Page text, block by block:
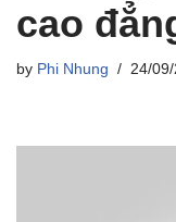
cao
by Phi Nhung 24/